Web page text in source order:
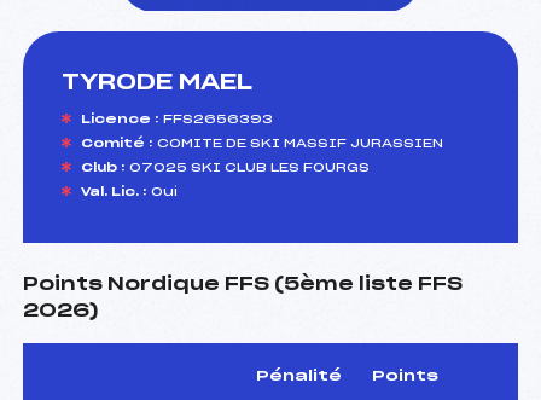
TYRODE MAEL
Licence : FFS2656393
Comité : COMITE DE SKI MASSIF JURASSIEN
Club : 07025 SKI CLUB LES FOURGS
Val. Lic. : Oui
Points Nordique FFS (5ème liste FFS
2026)
Pénalité Points